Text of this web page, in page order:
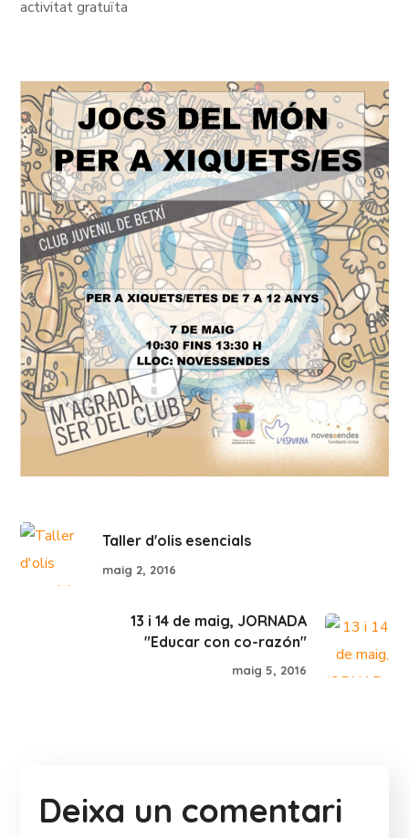
activitat gratuïta
Taller d'olis esencials
maig 2, 2016
13 i 14 de maig, JORNADA
"Educar con co-razón"
maig 5, 2016
Deixa un comentari